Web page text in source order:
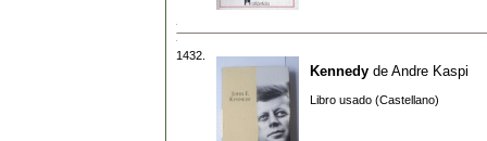
1432.
Kennedy de Andre Kaspi
Libro usado (Castellano)